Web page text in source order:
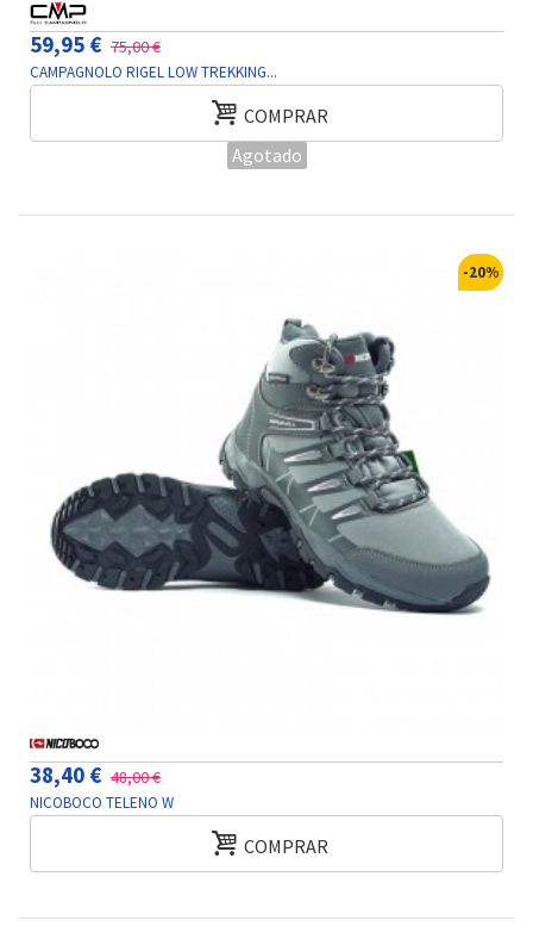
59,95 € 75,00 €
CAMPAGNOLO RIGEL LOW TREKKING...
COMPRAR
Agotado
-20%
38,40 € 48,00 €
NICOBOCO TELENO W
COMPRAR